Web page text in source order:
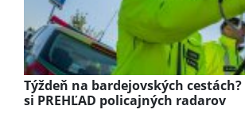
Týždeň na bardejovských
si PREHĽAD policajných radarov